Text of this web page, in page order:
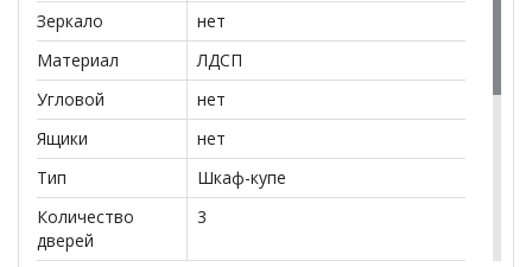
Зеркало
нет
Материал
ЛДСП
Угловой
нет
Ящики
нет
Тип
Шкаф-купе
Количество
дверей
3